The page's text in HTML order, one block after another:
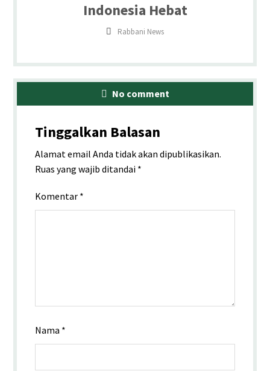
Indonesia Hebat
Rabbani News
No comment
Tinggalkan Balasan
Alamat email Anda tidak akan dipublikasikan.
Ruas yang wajib ditandai *
Komentar *
Nama *